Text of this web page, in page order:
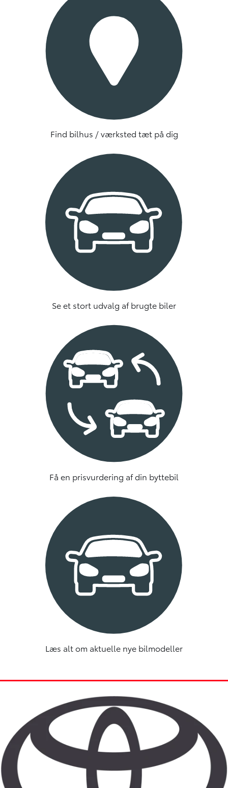
Find bilhus / værksted tæt på dig
Se et stort udvalg af brugte biler
Få en prisvurdering af din byttebil
Læs alt om aktuelle nye bilmodeller